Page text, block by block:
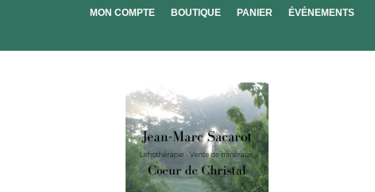
MON COMPTE BOUTIQUE PANIER ÉVÉNEMENTS